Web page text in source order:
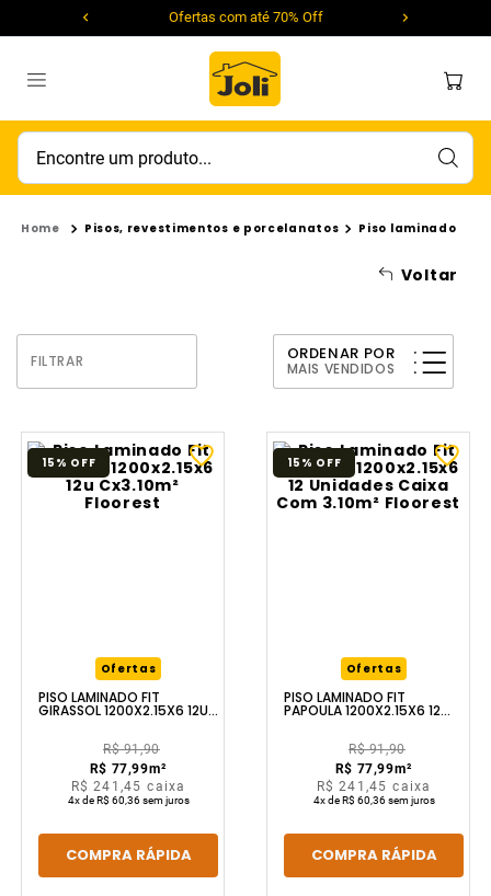
Ofertas com até 70% Off
Encontre um produto...
Voltar
Pisos, revestimentos e porcelanatos Piso laminado
FILTRAR ORDENAR POR
MAIS VENDIDOS
15% OFF
Ofertas
PISO LAMINADO FIT
GIRASSOL 1200X2.15X6 12U
R$ 91,90
R$ 77,99m²
R$ 241,45 caixa
4x deR$ 60,36sem juros
COMPRA RÁPIDA
15% OFF
Ofertas
PISO LAMINADO FIT
PAPOULA 1200X2.15X6 12
R$ 91,90
R$ 77,99m²
R$ 241,45 caixa
4x deR$ 60,36sem juros
COMPRA RÁPIDA